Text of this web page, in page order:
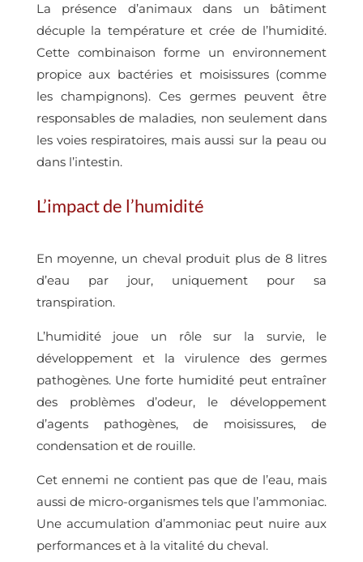
La présence d’animaux dans un bâtiment
décuple la température et crée de l’humidité.
Cette combinaison forme un environnement
propice aux bactéries et moisissures (comme
les champignons). Ces germes peuvent être
responsables de maladies, non seulement dans
les voies respiratoires, mais aussi sur la peau ou
dans l’intestin.
L’impact de l’humidité
En moyenne, un cheval produit plus de 8 litres
d’eau par jour, uniquement pour sa
transpiration.
L’humidité joue un rôle sur la survie, le
développement et la virulence des germes
pathogènes. Une forte humidité peut entraîner
des problèmes d’odeur, le développement
d’agents pathogènes, de moisissures, de
condensation et de rouille.
Cet ennemi ne contient pas que de l’eau, mais
aussi de micro-organismes tels que l’ammoniac.
Une accumulation d’ammoniac peut nuire aux
performances et à la vitalité du cheval.